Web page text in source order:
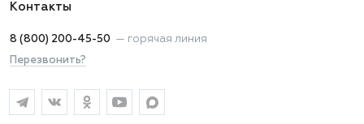
Контакты
8 (800) 200-45-50 — горячая линия
Перезвонить?